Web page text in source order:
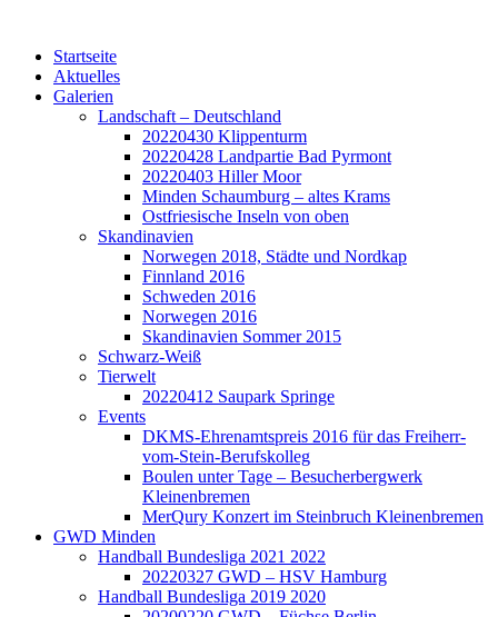
Startseite
Aktuelles
Galerien
Landschaft – Deutschland
20220430 Klippenturm
20220428 Landpartie Bad Pyrmont
20220403 Hiller Moor
Minden Schaumburg – altes Krams
Ostfriesische Inseln von oben
Skandinavien
Norwegen 2018, Städte und Nordkap
Finnland 2016
Schweden 2016
Norwegen 2016
Skandinavien Sommer 2015
Schwarz-Weiß
Tierwelt
20220412 Saupark Springe
Events
DKMS-Ehrenamtspreis 2016 für das Freiherr-
vom-Stein-Berufskolleg
Boulen unter Tage – Besucherbergwerk
Kleinenbremen
MerQury Konzert im Steinbruch Kleinenbremen
GWD Minden
Handball Bundesliga 2021 2022
20220327 GWD – HSV Hamburg
Handball Bundesliga 2019 2020